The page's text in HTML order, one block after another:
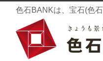
色石BANKは、宝石(色